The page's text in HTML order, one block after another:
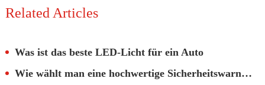
Related Articles
Was ist das beste LED-Licht für ein Auto
Wie wählt man eine hochwertige Sicherheitswarnleuchte aus?